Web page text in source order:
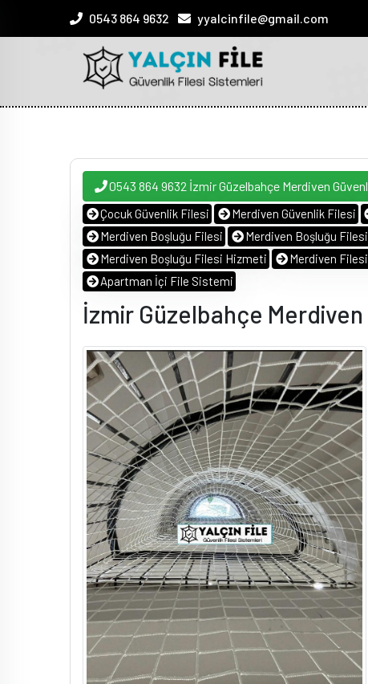
0543 864 9632 yyalcinfile@gmail.com
0543 864 9632 İzmir Güzelbahçe Merdiven
Çocuk Güvenlik Filesi Merdiven Güvenlik Filesi
Merdiven Boşluğu Filesi
Merdiven Boşluğu Filesi
Merdiven Boşluğu Filesi Hizmeti
Merdiven
Apartman İçi File Sistemi
İzmir Güzelbahçe